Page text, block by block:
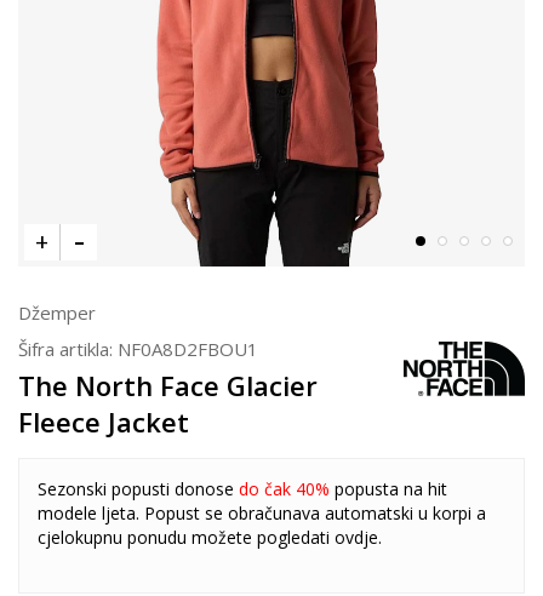
Džemper
Šifra artikla: NF0A8D2FBOU1
The North Face Glacier
Fleece Jacket
Sezonski popusti donose do čak 40% popusta na hit
modele ljeta. Popust se obračunava automatski u korpi a
cjelokupnu ponudu možete pogledati ovdje.